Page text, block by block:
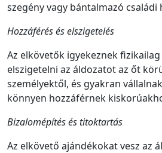
szegény vagy bántalmazó
Hozzáférés és elszigetelés
Az elkövetők igyekeznek
elszigetelni az áldozatot az őt
személyektől, és gyakran
könnyen hozzáférnek
Bizalomépítés és titoktartás
Az elkövető ajándékokat vesz az